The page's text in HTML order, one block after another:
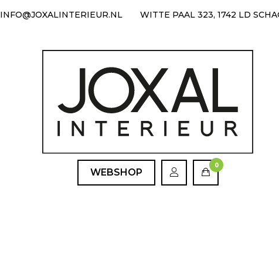
INFO@JOXALINTERIEUR.NL WITTE PAAL 323, 1742 LD
WEBSHOP
0